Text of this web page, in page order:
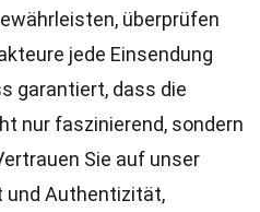
überprüfen
jede Einsendung
garantiert, dass die
nur faszinierend, sondern
Sie auf unser
und Authentizität,